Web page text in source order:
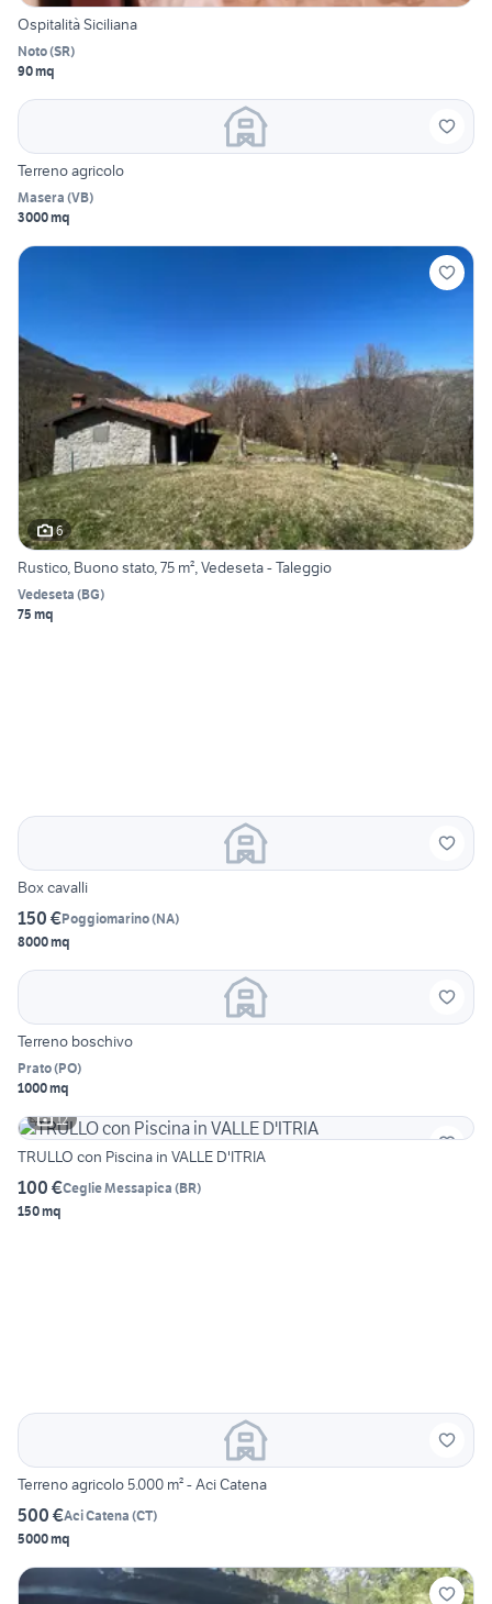
Ospitalità Siciliana
Noto(SR)
90 mq
Terreno agricolo
Masera (VB)
3000 mq
6
Rustico, Buono stato, 75 m², Vedeseta - Taleggio
Vedeseta (BG)
75 mq
Box cavalli
150 €Poggiomarino(NA)
8000 mq
Terreno boschivo
Prato(PO)
1000 mq
12
TRULLO con Piscina in VALLE D'ITRIA
100 €Ceglie Messapica (BR)
150 mq
Terreno agricolo 5.000 m² - Aci Catena
500 €Aci Catena (CT)
5000 mq